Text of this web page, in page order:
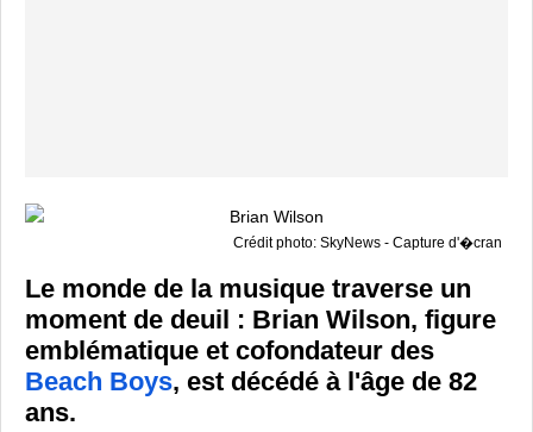
Crédit photo: SkyNews - Capture d'�cran
Le monde de la musique traverse un
moment de deuil : Brian Wilson, figure
emblématique et cofondateur des
Beach Boys, est décédé à l'âge de 82
ans.